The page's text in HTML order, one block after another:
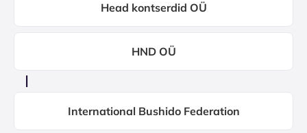
Head kontserdid OÜ
HND OÜ
I
International Bushido Federation